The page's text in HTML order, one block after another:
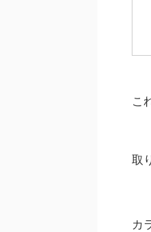
こ
取
カ